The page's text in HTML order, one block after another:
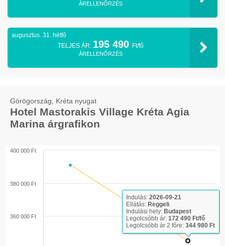
ÁRELLENŐRZÉS
augusztus. 31. hétfő
TELJES ÁR: 195 490 Ft/fő
ÁRELLENŐRZÉS
Görögország, Kréta nyugat
Hotel Mastorakis Village Kréta Agia
Marina árgrafikon
360 000 Ft
380 000 Ft
400 000 Ft
Indulás: 2026-09-21
Ellátás: Reggeli
Indulási hely: Budapest
Legolcsóbb ár: 172 490 Ft/fő
Legolcsóbb ár 2 főre: 344 980 Ft